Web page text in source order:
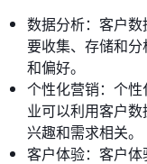
数据分析：客户
要收集、存储和
和偏好。
个性化营销：个
业可以利用客户
兴趣和需求相关。
客户体验：客户